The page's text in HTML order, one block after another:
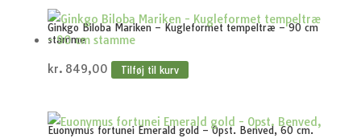
Ginkgo Biloba Mariken – Kugleformet tempeltræ – 90 cm
stamme
kr. 849,00 Tilføj til kurv
Euonymus fortunei Emerald gold – Opst. Benved, 60 cm.